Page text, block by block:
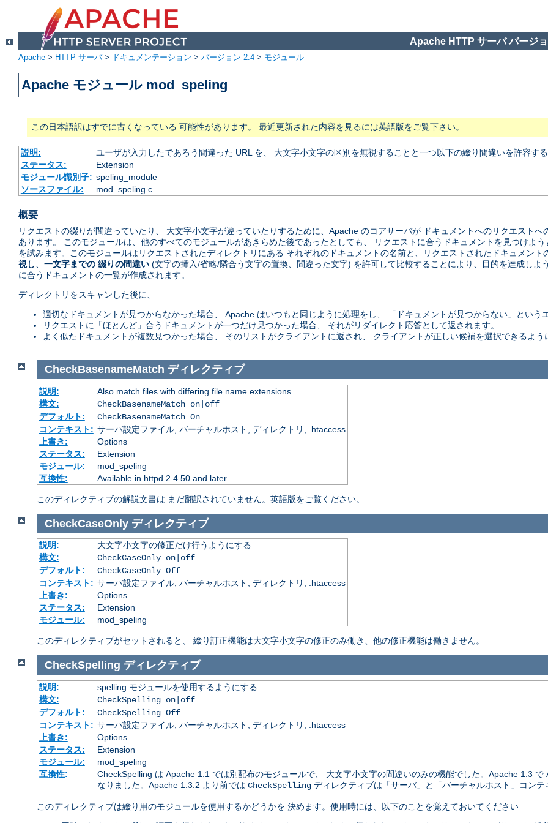
Apache HTTP サーバ バージ
Apache > HTTP サーバ> ドキュメンテーション > バージョン 2.4 > モジュール
Apache モジュール mod_speling
この日本語訳はすでに古くなっている 可能性があります。 最近更新された内容を見るには英語版をご覧下さい。
説明:
ユーザが入力したであろう間違った URL を、 大文字小文字の区別を無視することと一つ以下の綴り間違いを許容す
ステータス:
Extension
モジュール識別子: speling_module
ソースファイル:
mod_speling.c
概要
リクエストの綴りが間違っていたり、 大文字小文字が違っていたりするために、Apache のコアサーバが ドキュメントへのリクエスト
あります。 このモジュールは、他のすべてのモジュールがあきらめた後であったとしても、 リクエストに合うドキュメントを見つけよ
を試みます。このモジュールはリクエストされたディレクトリにある それぞれのドキュメントの名前と、リクエストされたドキュメント
視し、 一文字までの 綴りの間違い (文字の挿入/省略/隣合う文字の置換、間違った文字) を許可して比較することにより、目的を達成しよ
に合うドキュメントの一覧が作成されます。
ディレクトリをスキャンした後に、
適切なドキュメントが見つからなかった場合、 Apache はいつもと同じように処理をし、 「ドキュメントが見つからない」という
リクエストに「ほとんど」合うドキュメントが一つだけ見つかった場合、 それがリダイレクト応答として返されます。
よく似たドキュメントが複数見つかった場合、 そのリストがクライアントに返され、 クライアントが正しい候補を選択できるよう
CheckBasenameMatch ディレクティブ
説明:
Also match files with differing file name extensions.
構文:
CheckBasenameMatch on|off
デフォルト:
CheckBasenameMatch On
コンテキスト: サーバ設定ファイル, バーチャルホスト, ディレクトリ, .htaccess
上書き:
Options
ステータス:
Extension
モジュール:
mod_speling
互換性:
Available in httpd 2.4.50 and later
このディレクティブの解説文書は まだ翻訳されていません。英語版をご覧ください。
CheckCaseOnly ディレクティブ
説明:
大文字小文字の修正だけ行うようにする
構文:
CheckCaseOnly on|off
デフォルト:
CheckCaseOnly Off
コンテキスト: サーバ設定ファイル, バーチャルホスト, ディレクトリ, .htaccess
上書き:
Options
ステータス:
Extension
モジュール:
mod_speling
このディレクティブがセットされると、 綴り訂正機能は大文字小文字の修正のみ働き、他の修正機能は働きません。
CheckSpelling ディレクティブ
説明:
spelling モジュールを使用するようにする
構文:
CheckSpelling on|off
デフォルト:
CheckSpelling Off
コンテキスト: サーバ設定ファイル, バーチャルホスト, ディレクトリ, .htaccess
上書き:
Options
ステータス:
Extension
モジュール:
mod_speling
互換性:
CheckSpelling は Apache 1.1 では別配布のモジュールで、 大文字小文字の間違いのみの機能でした。Apache 1.3 で
なりました。Apache 1.3.2 より前では CheckSpellingディレクティブは「サーバ」と「バーチャルホスト」コンテ
このディレクティブは綴り用のモジュールを使用するかどうかを 決めます。使用時には、以下のことを覚えておいてください